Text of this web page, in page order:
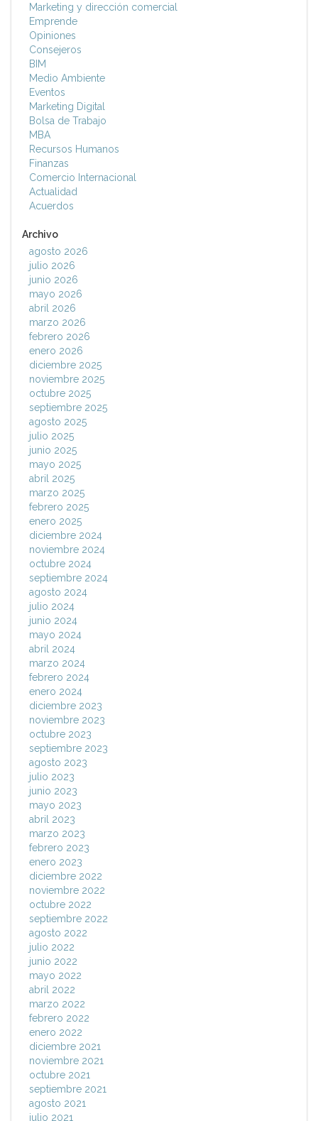
Marketing y dirección comercial
Emprende
Opiniones
Consejeros
BIM
Medio Ambiente
Eventos
Marketing Digital
Bolsa de Trabajo
MBA
Recursos Humanos
Finanzas
Comercio Internacional
Actualidad
Acuerdos
Archivo
agosto 2026
julio 2026
junio 2026
mayo 2026
abril 2026
marzo 2026
febrero 2026
enero 2026
diciembre 2025
noviembre 2025
octubre 2025
septiembre 2025
agosto 2025
julio 2025
junio 2025
mayo 2025
abril 2025
marzo 2025
febrero 2025
enero 2025
diciembre 2024
noviembre 2024
octubre 2024
septiembre 2024
agosto 2024
julio 2024
junio 2024
mayo 2024
abril 2024
marzo 2024
febrero 2024
enero 2024
diciembre 2023
noviembre 2023
octubre 2023
septiembre 2023
agosto 2023
julio 2023
junio 2023
mayo 2023
abril 2023
marzo 2023
febrero 2023
enero 2023
diciembre 2022
noviembre 2022
octubre 2022
septiembre 2022
agosto 2022
julio 2022
junio 2022
mayo 2022
abril 2022
marzo 2022
febrero 2022
enero 2022
diciembre 2021
noviembre 2021
octubre 2021
septiembre 2021
agosto 2021
julio 2021